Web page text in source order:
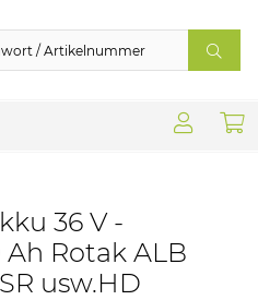
36 V -
Rotak ALB
usw.HD